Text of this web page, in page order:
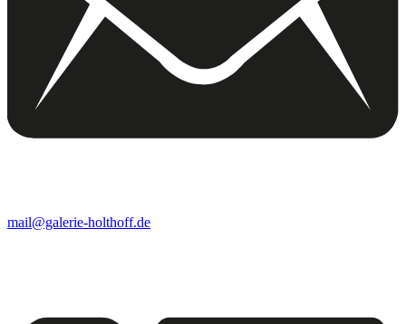
mail@galerie-holthoff.de